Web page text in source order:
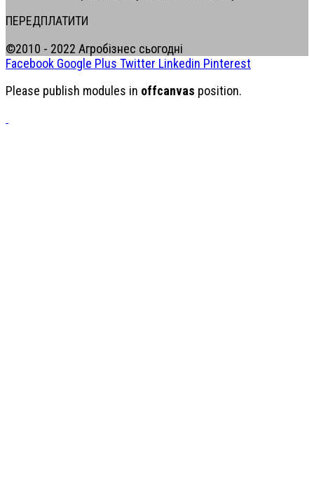
ПЕРЕДПЛАТИТИ
©2010 - 2022 Агробізнес сьогодні
Facebook Google Plus Twitter Linkedin Pinterest
Please publish modules in offcanvas position.